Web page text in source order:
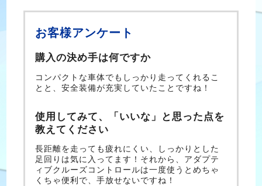
お客様アンケート
購入の決め手は何ですか
コンパクトな車体でもしっかり走ってくれるこ
とと、安全装備が充実していたことですね！
使用してみて、「いいな」と思った点を
教えてください
長距離を走っても疲れにくい、しっかりとした
足回りは気に入ってます！それから、アダプテ
ィブクルーズコントロールは一度使うとめちゃ
くちゃ便利で、手放せないですね！